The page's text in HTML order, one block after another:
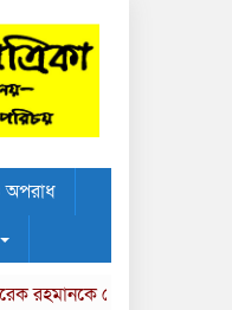
দেশে আনতে হবে: দুলু